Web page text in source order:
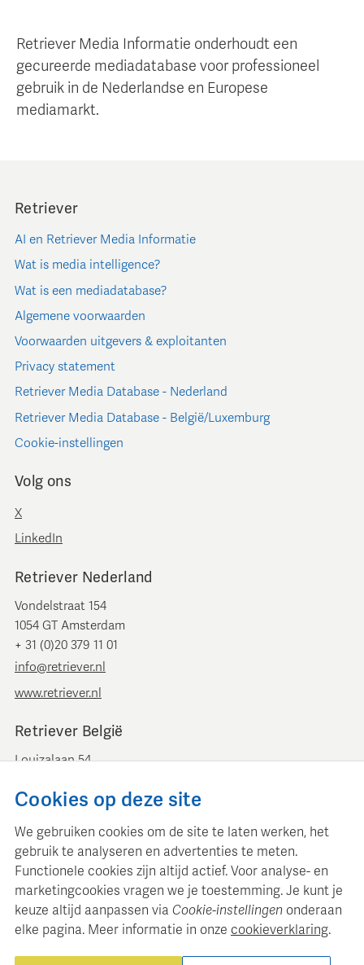
Retriever Media Informatie onderhoudt een
gecureerde mediadatabase voor professioneel
gebruik in de Nederlandse en Europese
mediamarkt.
Retriever
AI en Retriever Media Informatie
Wat is media intelligence?
Wat is een mediadatabase?
Algemene voorwaarden
Voorwaarden uitgevers & exploitanten
Privacy statement
Retriever Media Database - Nederland
Retriever Media Database - België/Luxemburg
Cookie-instellingen
Volg ons
X
LinkedIn
Retriever Nederland
Vondelstraat 154
1054 GT Amsterdam
+ 31 (0)20 379 11 01
info@retriever.nl
www.retriever.nl
Retriever België
Louizalaan 54
+ 32 (0)2 893 00 52
www.retrievermedia.be
Retriever Media Informatie onderhoudt een gestructureerde
mediadatabase voor professionele mediaplanning en analyse.
Cookies op deze site
We gebruiken cookies om de site te laten werken, het
gebruik te analyseren en advertenties te meten.
Functionele cookies zijn altijd actief. Voor analyse- en
marketingcookies vragen we je toestemming. Je kunt je
keuze altijd aanpassen via Cookie-instellingen onderaan
elke pagina. Meer informatie in onze cookieverklaring.